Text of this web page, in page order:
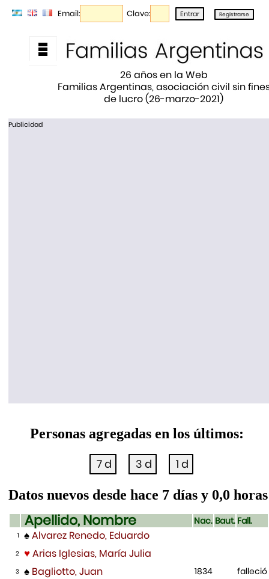
Email: Clave:
26 años en la Web
Familias Argentinas, asociación civil sin
de lucro (26-marzo-2021)
Publicidad
Personas agregadas en los últimos:
Datos nuevos desde hace 7 días y 0,0 horas
Apellido, Nombre Nac. Baut. Fall.
1 ♠Alvarez Renedo, Eduardo
2 ♥Arias Iglesias, María Julia
3 ♠ Bagliotto, Juan 1834 falleció